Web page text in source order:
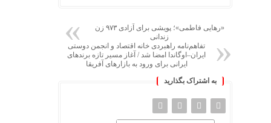
«رهایی فاطمی»؛ پویشی برای آزادی ۹۷۳ زن
زندانی
تفاهم‌نامه راهبردی خانه اقتصاد و انجمن دوستی
ایران–اوگاندا امضا شد / آغاز مسیر تازه برندهای
ایرانی برای ورود به بازارهای آفریقا
به اشتراک بگذارید